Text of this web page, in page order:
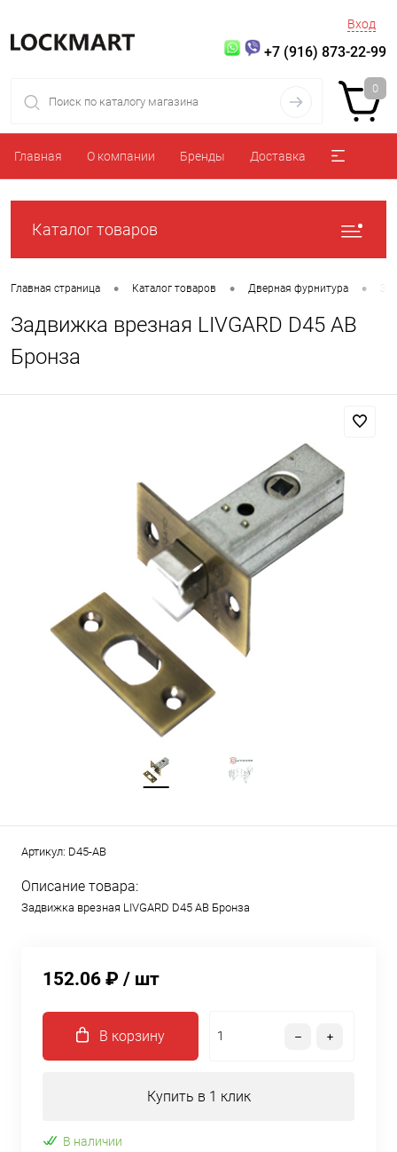
Вход
+7 (916) 873-22-99
0
Главная О компании Бренды Доставка
Каталог товаров
Главная страница • Каталог товаров • Дверная фурнитура •
Задвижка врезная LIVGARD D45 AB
Бронза
Артикул: D45-AB
Описание товара:
Задвижка врезная LIVGARD D45 AB Бронза
152.06 ₽ / шт
В корзину
Купить в 1 клик
В наличии